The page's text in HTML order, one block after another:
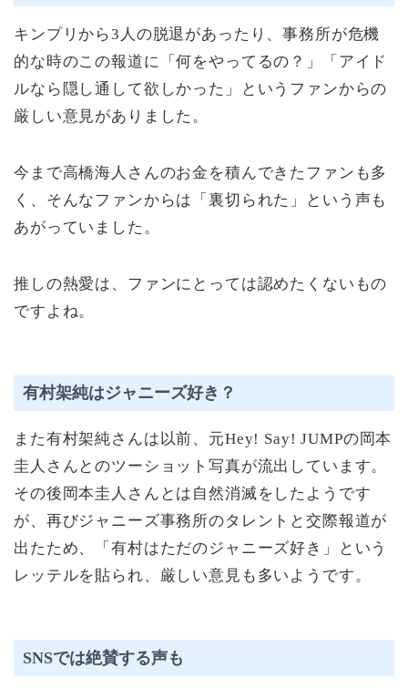
キンプリから3人の脱退があったり、事務所が危機
的な時のこの報道に「何をやってるの？」「アイド
ルなら隠し通して欲しかった」というファンからの
厳しい意見がありました。
今まで高橋海人さんのお金を積んできたファンも多
く、そんなファンからは「裏切られた」という声も
あがっていました。
推しの熱愛は、ファンにとっては認めたくないもの
ですよね。
有村架純はジャニーズ好き？
また有村架純さんは以前、元Hey! Say! JUMPの岡本
圭人さんとのツーショット写真が流出しています。
その後岡本圭人さんとは自然消滅をしたようです
が、再びジャニーズ事務所のタレントと交際報道が
出たため、「有村はただのジャニーズ好き」という
レッテルを貼られ、厳しい意見も多いようです。
SNSでは絶賛する声も